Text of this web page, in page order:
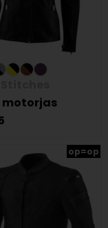
motorjas
op=op